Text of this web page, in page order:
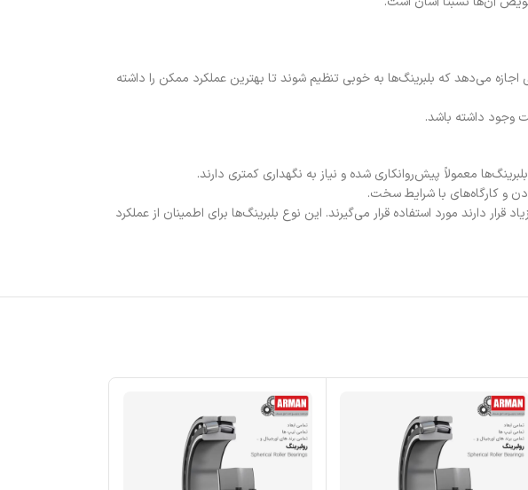
می‌دهد که بلبرینگ‌ها به خوبی تنظیم شوند تا بهترین عملکرد ممکن را داشته
وجود داشته باشد.
معمولاً پیش‌روانکاری شده و نیاز به نگهداری کمتری دارند.
و کارگاه‌های با شرایط سخت.
دارند مورد استفاده قرار می‌گیرند. این نوع بلبرینگ‌ها برای اطمینان از عملکرد